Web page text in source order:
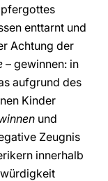
enttarnt und
Achtung der
– gewinnen: in
aufgrund des
Kinder
und
Zeugnis
innerhalb